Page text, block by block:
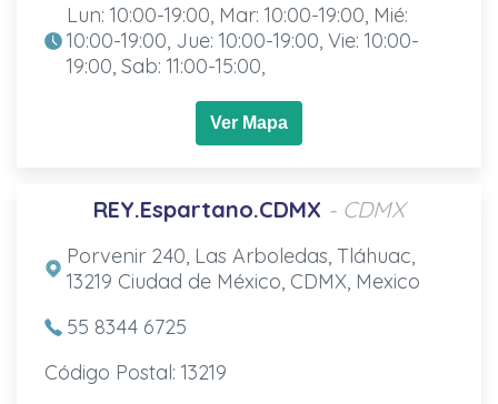
Lun: 10:00-19:00, Mar: 10:00-19:00, Mié:
10:00-19:00, Jue: 10:00-19:00, Vie: 10:00-
19:00, Sab: 11:00-15:00,
Ver Mapa
REY.Espartano.CDMX - CDMX
Porvenir 240, Las Arboledas, Tláhuac,
13219 Ciudad de México, CDMX, Mexico
55 8344 6725
Código Postal: 13219